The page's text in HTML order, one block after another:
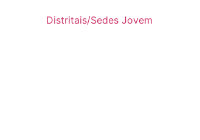
Distritais/Sedes Jovem